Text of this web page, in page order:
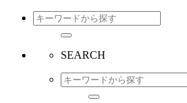
SEARCH